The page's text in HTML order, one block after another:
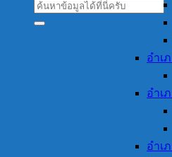
ค้นหา:
อำเ
อำเ
อำเ